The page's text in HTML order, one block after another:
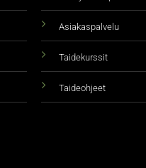
Asiakaspalvelu
Taidekurssit
Taideohjeet